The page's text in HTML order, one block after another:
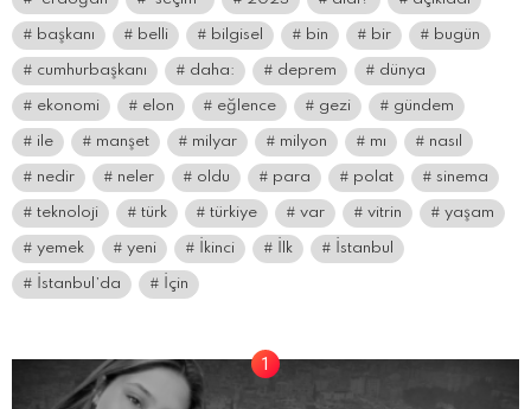
başkanı belli bilgisel bin bir bugün
cumhurbaşkanı daha: deprem dünya
ekonomi elon eğlence gezi gündem
ile manşet milyar milyon mı nasıl
nedir neler oldu para polat sinema
teknoloji türk türkiye var vitrin yaşam
yemek yeni İkinci İlk İstanbul
İstanbul’da İçin